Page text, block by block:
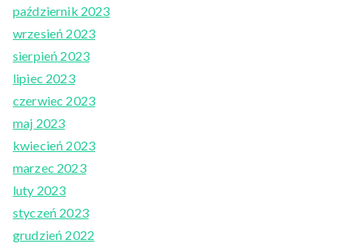
październik 2023
wrzesień 2023
sierpień 2023
lipiec 2023
czerwiec 2023
maj 2023
kwiecień 2023
marzec 2023
luty 2023
styczeń 2023
grudzień 2022